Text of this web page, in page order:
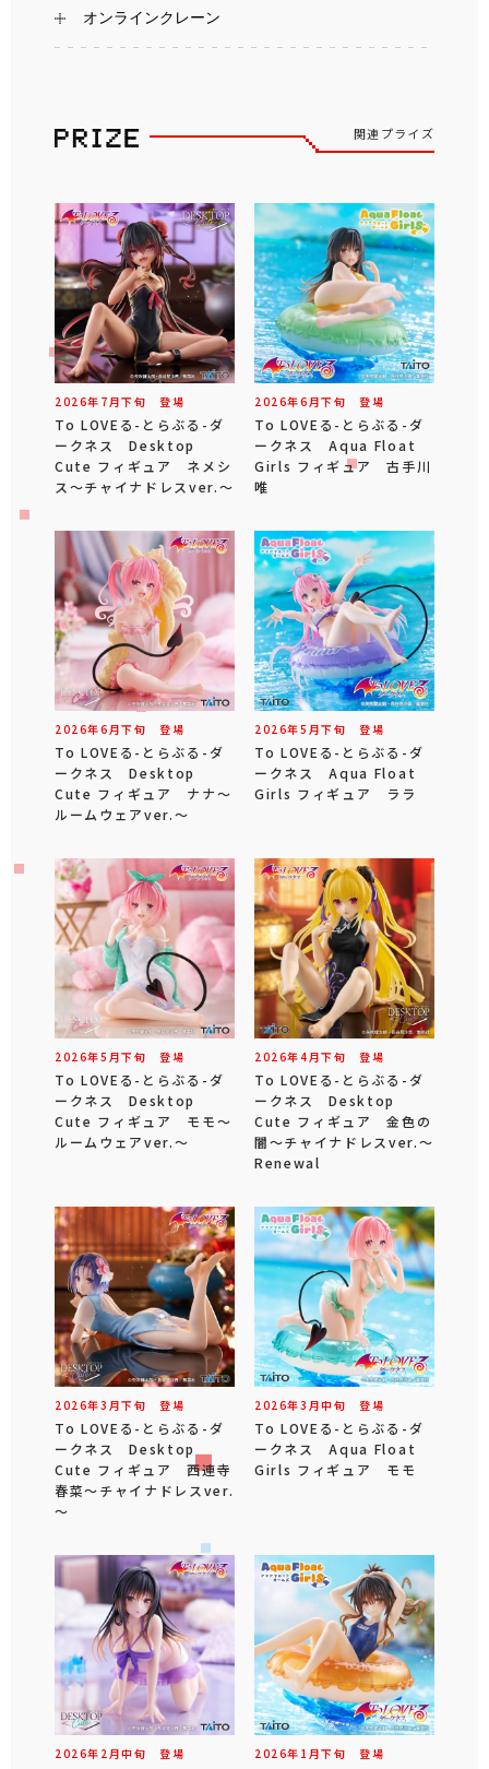
オンラインクレーン
関連プライズ
2026年 7 月下旬 登場
To LOVEる-とらぶる-ダ
ークネス Desktop
Cute フィギュア ネメシ
ス～チャイナドレスver.～
2026年6 月下旬 登場
To LOVEる-とらぶる-ダ
ークネス Aqua Float
Girls フィギュア 古手川
唯
2026年6 月下旬 登場
To LOVEる-とらぶる-ダ
ークネス Desktop
Cute フィギュア ナナ～
ルームウェアver.～
2026年5 月下旬 登場
To LOVEる-とらぶる-ダ
ークネス Aqua Float
Girls フィギュア ララ
2026年5 月下旬 登場
To LOVEる-とらぶる-ダ
ークネス Desktop
Cute フィギュア モモ～
ルームウェアver.～
2026年4 月下旬 登場
To LOVEる-とらぶる-ダ
ークネス Desktop
Cute フィギュア 金色の
闇～チャイナドレスver.～
Renewal
2026年3 月下旬 登場
To LOVEる-とらぶる-ダ
ークネス Desktop
Cute フィギュア 西連寺
春菜～チャイナドレスver.
～
2026年3 月中旬 登場
To LOVEる-とらぶる-ダ
ークネス Aqua Float
Girls フィギュア モモ
2026年 2 月中旬 登場 2026年 1 月下旬 登場